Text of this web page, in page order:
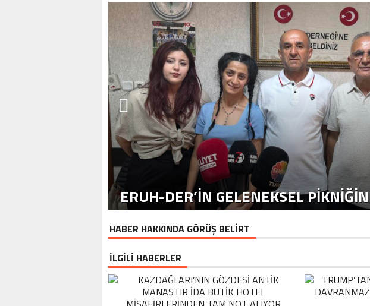
ERUH-DER’IN GELENEKSEL
HABER HAKKINDA GÖRÜŞ BELİRT
İLGİLİ HABERLER